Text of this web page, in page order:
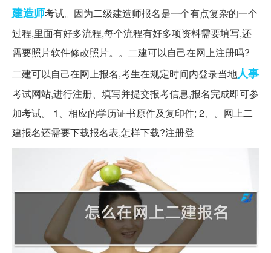
建造师考试。因为二级建造师报名是一个有点复杂的一个
过程,里面有好多流程,每个流程有好多项资料需要填写,还
需要照片软件修改照片。。二建可以自己在网上注册吗?
二建可以自己在网上报名,考生在规定时间内登录当地人事
考试网站,进行注册、填写并提交报考信息,报名完成即可参
加考试。 1、相应的学历证书原件及复印件; 2、。网上二
建报名还需要下载报名表,怎样下载?注册登